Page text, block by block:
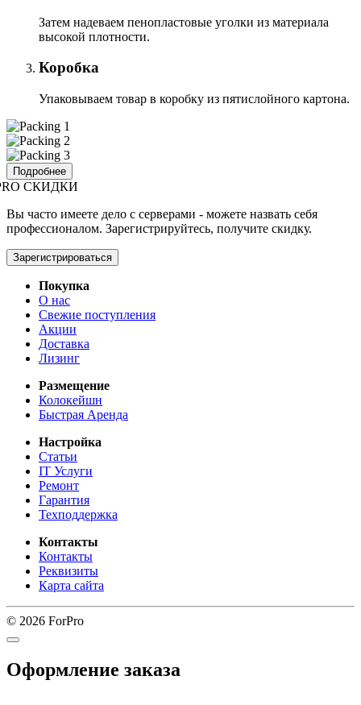
Затем надеваем пенопластовые уголки из материала
высокой плотности.
Коробка
Упаковываем товар в коробку из пятислойного картона.
Подробнее
СКИДКИ
Вы часто имеете дело с серверами - можете назвать себя
профессионалом. Зарегистрируйтесь, получите скидку.
Зарегистрироваться
Покупка
О нас
Свежие поступления
Акции
Доставка
Лизинг
Размещение
Колокейшн
Быстрая Аренда
Настройка
Статьи
IT Услуги
Ремонт
Гарантия
Техподдержка
Контакты
Контакты
Реквизиты
Карта сайта
© 2026 ForPro
Оформление заказа